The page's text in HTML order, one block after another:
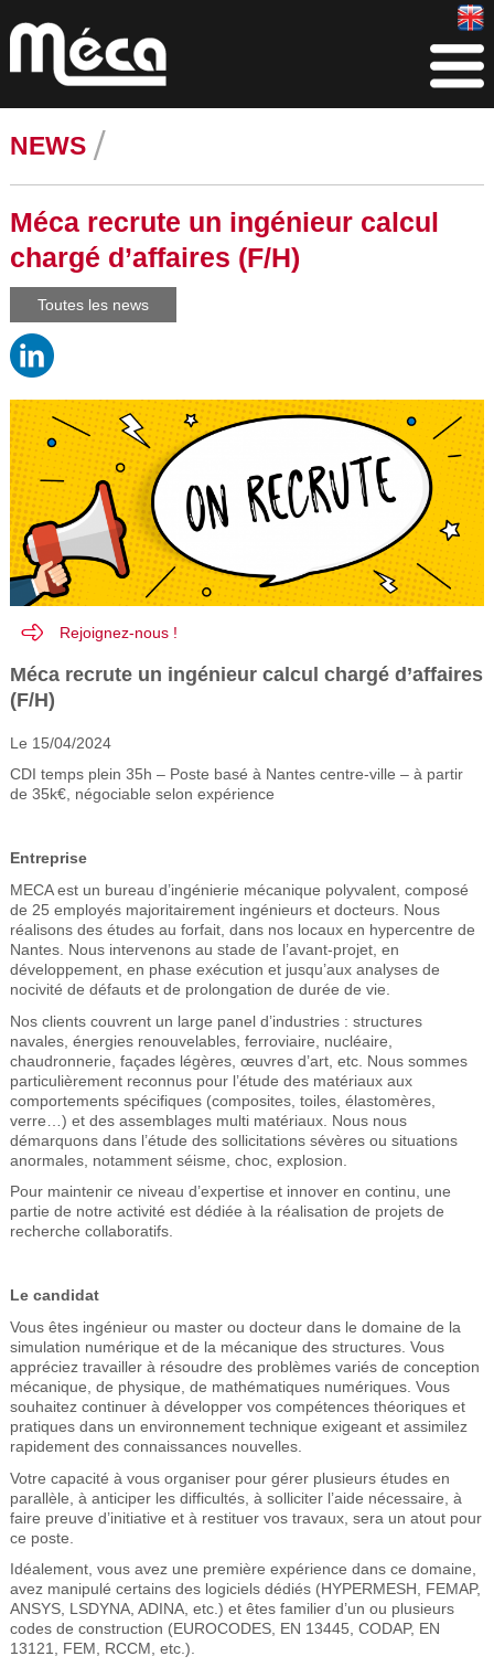
NEWS
Méca recrute un ingénieur calcul
chargé d’affaires (F/H)
Toutes les news
Rejoignez-nous !
Méca recrute un ingénieur calcul chargé d’affaires
(F/H)
Le 15/04/2024
CDI temps plein 35h – Poste basé à Nantes centre-ville – à partir
de 35k€, négociable selon expérience
Entreprise
MECA est un bureau d’ingénierie mécanique polyvalent, composé
de 25 employés majoritairement ingénieurs et docteurs. Nous
réalisons des études au forfait, dans nos locaux en hypercentre de
Nantes. Nous intervenons au stade de l’avant-projet, en
développement, en phase exécution et jusqu’aux analyses de
nocivité de défauts et de prolongation de durée de vie.
Nos clients couvrent un large panel d’industries : structures
navales, énergies renouvelables, ferroviaire, nucléaire,
chaudronnerie, façades légères, œuvres d’art, etc. Nous sommes
particulièrement reconnus pour l’étude des matériaux aux
comportements spécifiques (composites, toiles, élastomères,
verre…) et des assemblages multi matériaux. Nous nous
démarquons dans l’étude des sollicitations sévères ou situations
anormales, notamment séisme, choc, explosion.
Pour maintenir ce niveau d’expertise et innover en continu, une
partie de notre activité est dédiée à la réalisation de projets de
recherche collaboratifs.
Le candidat
Vous êtes ingénieur ou master ou docteur dans le domaine de la
simulation numérique et de la mécanique des structures. Vous
appréciez travailler à résoudre des problèmes variés de conception
mécanique, de physique, de mathématiques numériques. Vous
souhaitez continuer à développer vos compétences théoriques et
pratiques dans un environnement technique exigeant et assimilez
rapidement des connaissances nouvelles.
Votre capacité à vous organiser pour gérer plusieurs études en
parallèle, à anticiper les difficultés, à solliciter l’aide nécessaire, à
faire preuve d’initiative et à restituer vos travaux, sera un atout pour
ce poste.
Idéalement, vous avez une première expérience dans ce domaine,
avez manipulé certains des logiciels dédiés (HYPERMESH, FEMAP,
ANSYS, LSDYNA, ADINA, etc.) et êtes familier d’un ou plusieurs
codes de construction (EUROCODES, EN 13445, CODAP, EN
13121, FEM, RCCM, etc.).